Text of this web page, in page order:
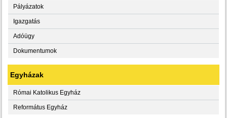
Pályázatok
Igazgatás
Adóügy
Dokumentumok
Egyházak
Római Katolikus Egyház
Református Egyház